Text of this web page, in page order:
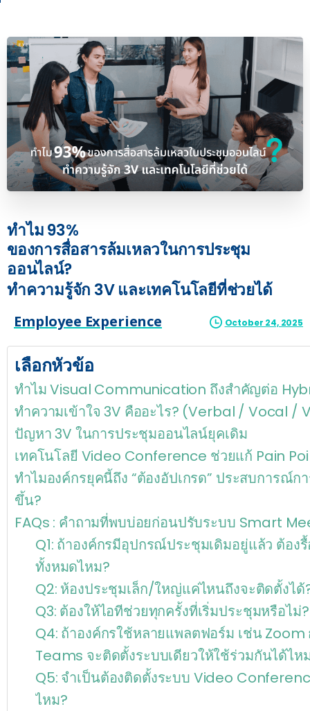
ทำไม93%
ของการสื่อสารล้มเหลวในการประชุม
ออนไลน์?
ทำความรู้จัก 3V และเทคโนโลยีที่ช่วยได้
Employee Experience October 24, 2025
เลือกหัวข้อ
ทำไม Visual Communication ถึงสำคัญต่อ
ทำความเข้าใจ 3V คืออะไร? (Verbal / Vocal /
ปัญหา 3V ในการประชุมออนไลน์ยุคเดิม
เทคโนโลยี Video Conference ช่วยแก้ Pain
ทำไมองค์กรยุคนี้ถึง “ต้องอัปเกรด” ประสบการณ์
ขึ้น?
FAQs : คำถามที่พบบ่อยก่อนปรับระบบ Smart
Q1: ถ้าองค์กรมีอุปกรณ์ประชุมเดิมอยู่แล้ว ต้อง
ทั้งหมดไหม?
Q2: ห้องประชุมเล็ก/ใหญ่แค่ไหนถึงจะติดตั้งได้
Q3: ต้องให้ไอทีช่วยทุกครั้งที่เริ่มประชุมหรือไม่?
Q4: ถ้าองค์กรใช้หลายแพลตฟอร์ม เช่น
Teams จะติดตั้งระบบเดียวให้ใช้ร่วมกันได้ไห
Q5: จำเป็นต้องติดตั้งระบบ Video
ไหม?